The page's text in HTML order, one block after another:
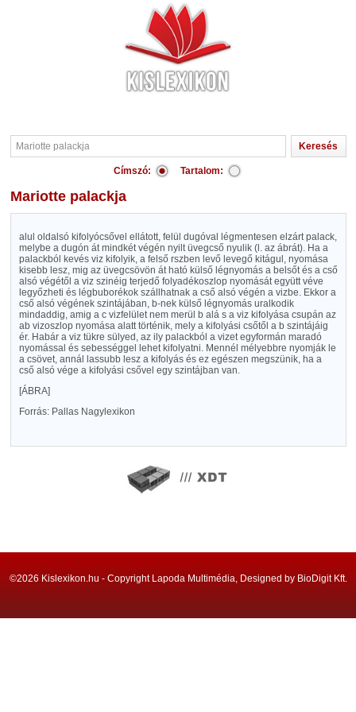
Címszó: Tartalom:
Mariotte palackja
alul oldalsó kifolyócsővel ellátott, felül dugóval légmentesen elzárt palack,
melybe a dugón át mindkét végén nyilt üvegcső nyulik (l. az ábrát). Ha a
palackból kevés viz kifolyik, a felső rszben levő levegő kitágul, nyomása
kisebb lesz, mig az üvegcsövön át ható külső légnyomás a belsőt és a cső
alsó végétől a viz szinéig terjedő folyadékoszlop nyomását együtt véve
legyőzheti és légbuborékok szállhatnak a cső alsó végén a vizbe. Ekkor a
cső alsó végének szintájában, b-nek külső légnyomás uralkodik
mindaddig, amig a c vizfelület nem merül b alá s a viz kifolyása csupán az
ab vizoszlop nyomása alatt történik, mely a kifolyási csőtől a b szintájáig
ér. Habár a viz tükre sülyed, az ily palackból a vizet egyformán maradó
nyomással és sebességgel lehet kifolyatni. Mennél mélyebbre nyomják le
a csövet, annál lassubb lesz a kifolyás és ez egészen megszünik, ha a
cső alsó vége a kifolyási csővel egy szintájban van.
[ÁBRA]
Forrás: Pallas Nagylexikon
©2026 Kislexikon.hu - Copyright Lapoda Multimédia, Designed by BioDigit Kft.